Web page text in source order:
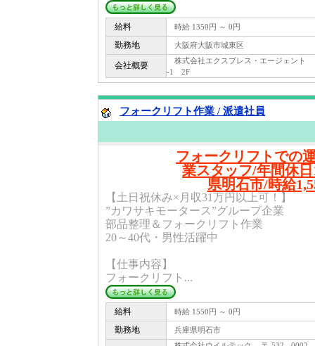
給料 時給 1350円 ～ 0円
勤務地 大阪府大阪市城東区
会社概要
株式会社エクスプレス・エージェン
-1 2F
フォークリフト作業 / 派遣社員
フォークリフトでの
業スタッフ/年間休
県明石市/時給
【土日祝休み×月収31万円以上可！】
”カワサキモータース”グループ企業
部品整理＆フォークリフト作業
20～40代・男性活躍中
【仕事内容】
フォークリフト...
給料 時給 1550円 ～ 0円
勤務地 兵庫県明石市